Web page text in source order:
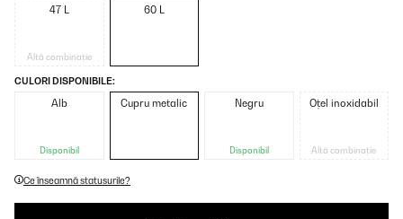
47 L
Altă combinație
60 L
CULORI DISPONIBILE:
Alb
Disponibil
Cupru metalic Negru
Disponibil
Oțel inoxidabil
Altă combinație
Ce înseamnă statusurile?